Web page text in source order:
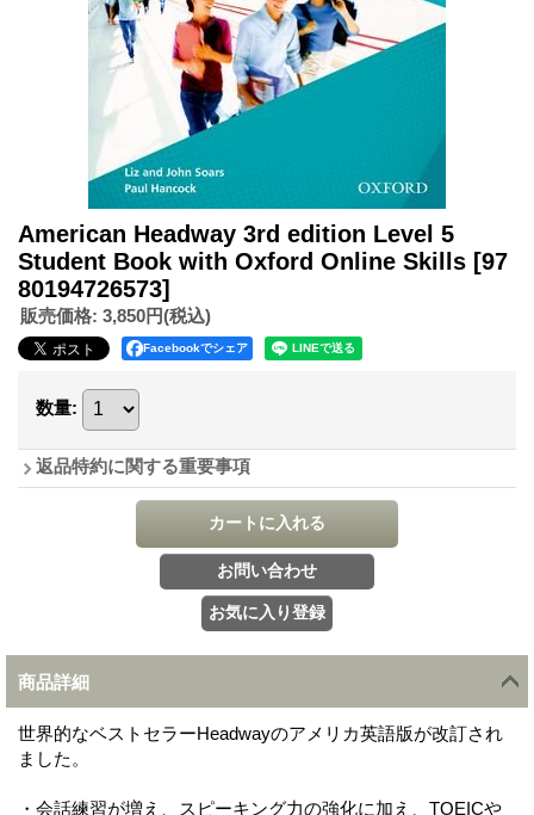
American Headway 3rd edition Level 5
Student Book with Oxford Online Skills [97
80194726573]
販売価格: 3,850円(税込)
Facebookでシェア
数量:
返品特約に関する重要事項
商品詳細
世界的なベストセラーHeadwayのアメリカ英語版が改訂され
ました。
・会話練習が増え、スピーキング力の強化に加え、TOEICや